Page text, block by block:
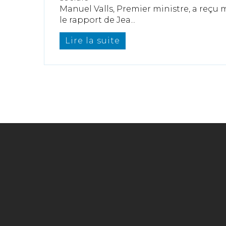
Manuel Valls, Premier ministre, a reçu
le rapport de Jea...
Lire la suite